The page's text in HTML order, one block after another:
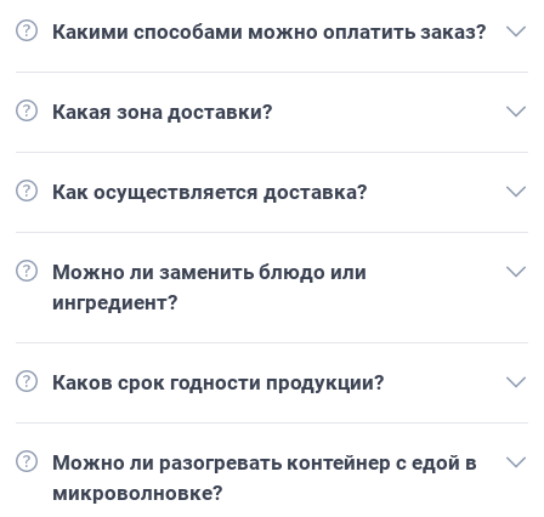
Какими способами можно оплатить заказ?
Какая зона доставки?
Как осуществляется доставка?
Можно ли заменить блюдо или
ингредиент?
Каков срок годности продукции?
Можно ли разогревать контейнер с едой в
микроволновке?